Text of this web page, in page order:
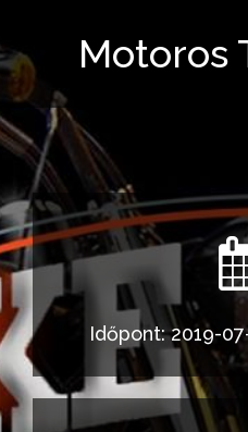
Motoros
Időpont: 2019-